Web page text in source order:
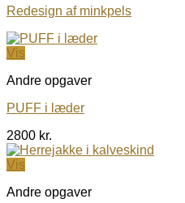
Redesign af minkpels
Vis
Andre opgaver
PUFF i læder
2800 kr.
Vis
Andre opgaver